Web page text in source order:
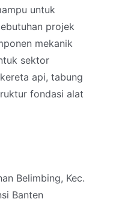
untuk
projek
mekanik
sektor
api, tabung
fondasi alat
Belimbing, Kec.
Banten